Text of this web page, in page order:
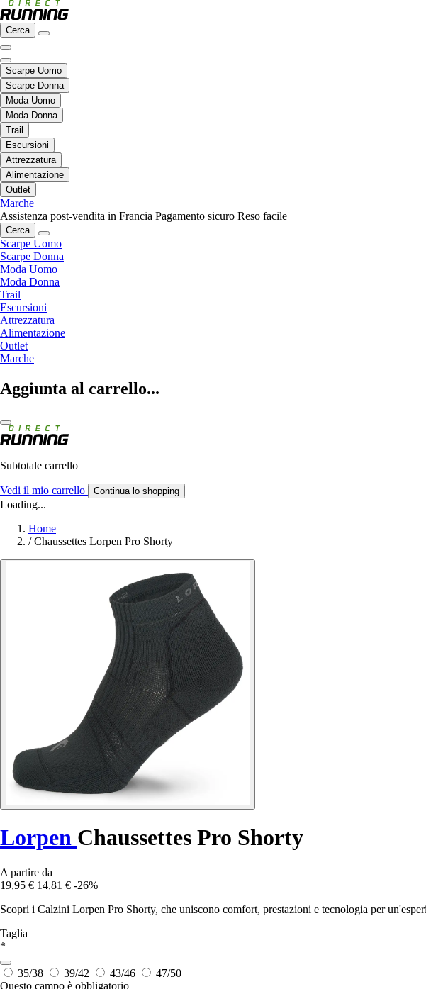
Cerca
Scarpe Uomo
Scarpe Donna
Moda Uomo
Moda Donna
Trail
Escursioni
Attrezzatura
Alimentazione
Outlet
Marche
Assistenza post-vendita in Francia Pagamento sicuro Reso facile
Cerca
Scarpe Uomo
Scarpe Donna
Moda Uomo
Moda Donna
Trail
Escursioni
Attrezzatura
Alimentazione
Outlet
Marche
Aggiunta al carrello...
Subtotale carrello
Vedi il mio carrello Continua lo shopping
Loading...
Home
/ Chaussettes Lorpen Pro Shorty
Lorpen Chaussettes Pro Shorty
A partire da
19,95 € 14,81 € -26%
Scopri i Calzini Lorpen Pro Shorty, che uniscono comfort, prestazioni e tecnologia per
Taglia
*
35/38 39/42 43/46
47/50
Questo campo è obbligatorio